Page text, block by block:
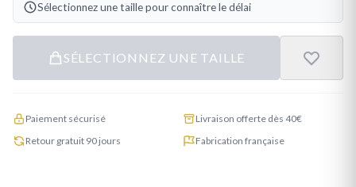
Sélectionnez une taille pour connaître le délai
SÉLECTIONNEZ UNE TAILLE
Paiement sécurisé
Livraison offerte dès 40€
Retour gratuit 90 jours
Fabrication française